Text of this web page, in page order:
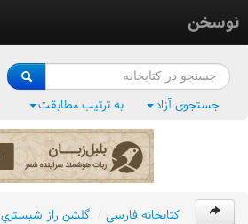
نوسخن
فرهنگ واژگان
جستجوی آزاد به ترتیب مطابقت
کتابخانه فارسی / گلشن راز شبستري